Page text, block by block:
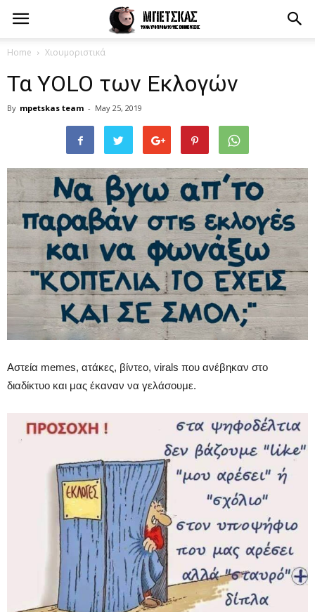
Home Χιουμοριστικά
Τα YOLO των Εκλογών
By mpetskas team - May 25, 2019
Αστεία memes, ατάκες, βίντεο, virals που ανέβηκαν στο
διαδίκτυο και μας έκαναν να γελάσουμε.